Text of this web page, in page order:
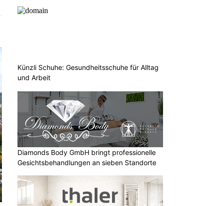
Künzli Schuhe: Gesundheitsschuhe für Alltag
und Arbeit
Diamonds Body GmbH bringt professionelle
Gesichtsbehandlungen an sieben Standorte